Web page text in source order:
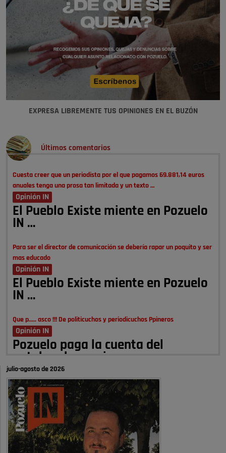
EXPRESA LIBREMENTE TUS OPINIONES EN EL BUZÓN
Últimos comentarios
Cuesta creer que un periodista por el que pagamos 69.881,14 euros
anuales tenga una prosa tan limitada y un texto …
Opinión IN
El Pueblo Existe miente en Pozuelo
IN …
Para ser el director de comunicación se debería rapar un poquito y ser
mas educado
Opinión IN
El Pueblo Existe miente en Pozuelo
IN …
Que p..... asco !!! De politicuchos y periodicuchos Ppineros
Opinión IN
Pozuelo paga la cuenta del
autobombo: casi …
Señora Alcaldesa Ud no ha vivido nunca en Pozuelo , pero yo si desde
hace más de 60 años , …
Pozuelo de Alarcón
Quejas por el deterioro de la
limpieza …
julio-agosto de 2026